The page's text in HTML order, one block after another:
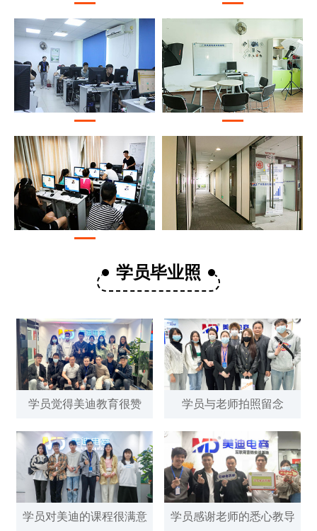
学员毕业照
学员觉得美迪教育很赞 学员与老师拍照留念
学员对美迪的课程很满意 学员感谢老师的悉心教导